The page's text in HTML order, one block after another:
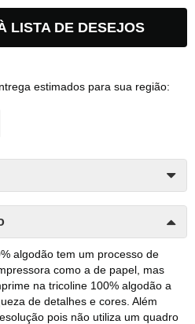
LISTA DE DESEJOS
estimados para sua região:
algodão tem um processo de
como a de papel, mas
na tricoline 100% algodão a
de detalhes e cores. Além
pois não utiliza um quadro